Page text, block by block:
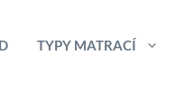
TYPY MATRACÍ